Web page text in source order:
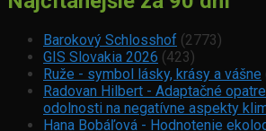
Barokový Schlosshof (2773)
GIS Slovakia 2026 (423)
Ruže - symbol lásky, krásy a vášne
Radovan Hilbert - Adaptačné
odolnosti na negatívne aspekty
Hana Bobáľová - Hodnotenie